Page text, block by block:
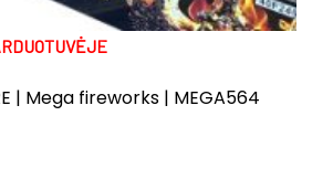
| Mega fireworks | MEGA564